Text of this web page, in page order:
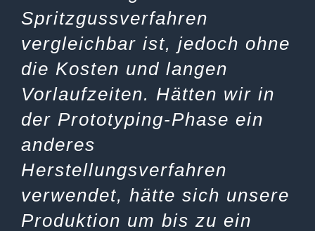
Spritzgussverfahren
vergleichbar ist, jedoch ohne
die Kosten und langen
Vorlaufzeiten. Hätten wir in
der Prototyping-Phase ein
anderes
Herstellungsverfahren
verwendet, hätte sich unsere
Produktion um bis zu ein